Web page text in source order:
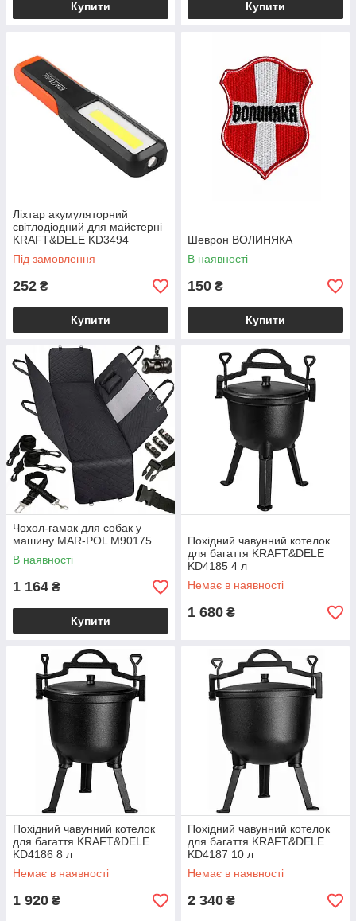
Купити Купити
Ліхтар акумуляторний
світлодіодний для майстерні
KRAFT&DELE KD3494
Під замовлення
252 ₴
Купити
Шеврон ВОЛИНЯКА
В наявності
150 ₴
Купити
Чохол-гамак для собак у
машину MAR-POL М90175
В наявності
1 164 ₴
Купити
Похідний чавунний котелок
для багаття KRAFT&DELE
KD4185 4 л
Немає в наявності
1 680 ₴
Похідний чавунний котелок
для багаття KRAFT&DELE
KD4186 8 л
Немає в наявності
1 920 ₴
Похідний чавунний котелок
для багаття KRAFT&DELE
KD4187 10 л
Немає в наявності
2 340 ₴